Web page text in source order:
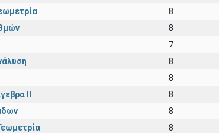
8
8
7
8
8
ΙΙ 8
8
8